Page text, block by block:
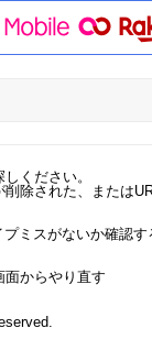
ください。
除された、または
ミスがないか確認す
面からやり直す